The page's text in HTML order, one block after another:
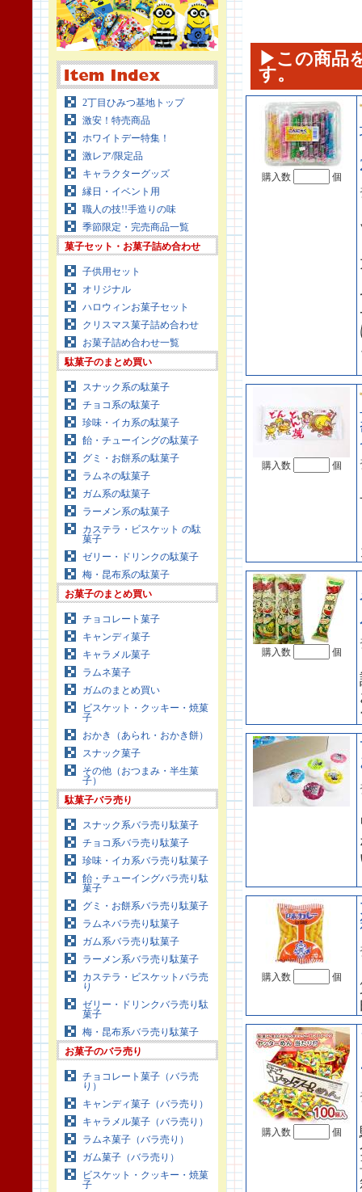
2丁目ひみつ基地トップ
激安！特売商品
ホワイトデー特集！
激レア/限定品
キャラクターグッズ
縁日・イベント用
職人の技!!手造りの味
季節限定・完売商品一覧
菓子セット・お菓子詰め合わせ
子供用セット
オリジナル
ハロウィンお菓子セット
クリスマス菓子詰め合わせ
お菓子詰め合わせ一覧
駄菓子のまとめ買い
スナック系の駄菓子
チョコ系の駄菓子
珍味・イカ系の駄菓子
飴・チューイングの駄菓子
グミ・お餅系の駄菓子
ラムネの駄菓子
ガム系の駄菓子
ラーメン系の駄菓子
カステラ・ビスケット の駄
菓子
ゼリー・ドリンクの駄菓子
梅・昆布系の駄菓子
お菓子のまとめ買い
チョコレート菓子
キャンディ菓子
キャラメル菓子
ラムネ菓子
ガムのまとめ買い
ビスケット・クッキー・焼菓
子
おかき（あられ・おかき餅）
スナック菓子
その他（おつまみ・半生菓
子）
駄菓子バラ売り
スナック系バラ売り駄菓子
チョコ系バラ売り駄菓子
珍味・イカ系バラ売り駄菓子
飴・チューイングバラ売り駄
菓子
グミ・お餅系バラ売り駄菓子
ラムネバラ売り駄菓子
ガム系バラ売り駄菓子
ラーメン系バラ売り駄菓子
カステラ・ビスケットバラ売
り
ゼリー・ドリンクバラ売り駄
菓子
梅・昆布系バラ売り駄菓子
お菓子のバラ売り
チョコレート菓子（バラ売
り）
キャンディ菓子（バラ売り）
キャラメル菓子（バラ売り）
ラムネ菓子（バラ売り）
ガム菓子（バラ売り）
ビスケット・クッキー・焼菓
子
▶この商品
す。
購入数 個
購入数 個
購入数 個
購入数 個
購入数 個